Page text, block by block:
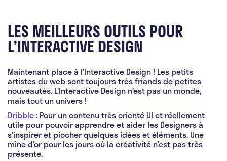
LES MEILLEURS OUTILS POUR
L’INTERACTIVE DESIGN
Maintenant place à l’Interactive Design ! Les petits
artistes du web sont toujours très friands de petites
nouveautés. L’Interactive Design n’est pas un monde,
mais tout un univers !
Dribble: Pour un contenu très orienté UI et réellement
utile pour pouvoir apprendre et aider les Designers à
s’inspirer et piocher quelques idées et éléments. Une
mine d’or pour les jours où la créativité n’est pas très
présente.